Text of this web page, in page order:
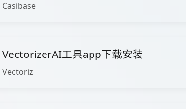
Casibase
VectorizerAI工具app下载安装
Vectoriz